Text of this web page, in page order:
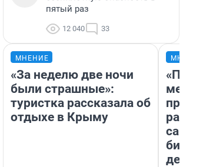
пятый раз
12 040 33
МНЕНИЕ
«За неделю две ночи
были страшные»:
туристка рассказала об
отдыхе в Крыму